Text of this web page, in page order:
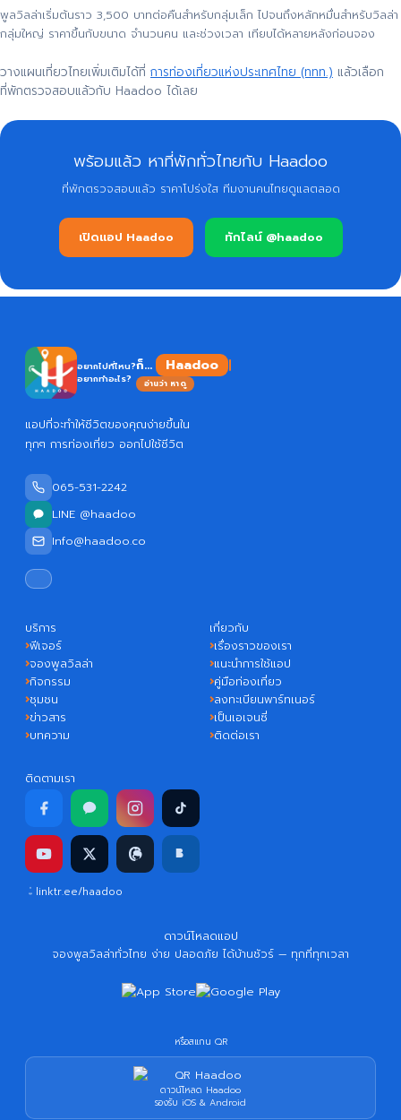
พูลวิลล่าเริ่มต้นราว 3,500 บาทต่อคืนสำหรับกลุ่มเล็ก ไปจนถึงหลักหมื่นสำหรับวิลล่า
กลุ่มใหญ่ ราคาขึ้นกับขนาด จำนวนคน และช่วงเวลา เทียบได้หลายหลังก่อนจอง
วางแผนเที่ยวไทยเพิ่มเติมได้ที่ การท่องเที่ยวแห่งประเทศไทย (ททท.) แล้วเลือก
ที่พักตรวจสอบแล้วกับ Haadoo ได้เลย
พร้อมแล้ว หาที่พักทั่วไทยกับ Haadoo
ที่พักตรวจสอบแล้ว ราคาโปร่งใส ทีมงานคนไทยดูแลตลอด
เปิดแอป Haadoo ทักไลน์ @haadoo
อยากไปที่ไหน?
อยากทำอะไร?
ก็... Haadoo
อ่านว่า หาดู
แอปที่จะทำให้ชีวิตของคุณง่ายขึ้นใน
ทุกๆ การท่องเที่ยว ออกไปใช้ชีวิต
065-531-2242
LINE @haadoo
Info@haadoo.co
บริการ
ฟีเจอร์
จองพูลวิลล่า
กิจกรรม
ชุมชน
ข่าวสาร
บทความ
เกี่ยวกับ
เรื่องราวของเรา
แนะนำการใช้แอป
คู่มือท่องเที่ยว
ลงทะเบียนพาร์ทเนอร์
เป็นเอเจนซี่
ติดต่อเรา
ติดตามเรา
linktr.ee/haadoo
ดาวน์โหลดแอป
จองพูลวิลล่าทั่วไทย ง่าย ปลอดภัย ได้บ้านชัวร์ — ทุกที่ทุกเวลา
หรือสแกน QR
ดาวน์โหลด Haadoo
รองรับ iOS & Android